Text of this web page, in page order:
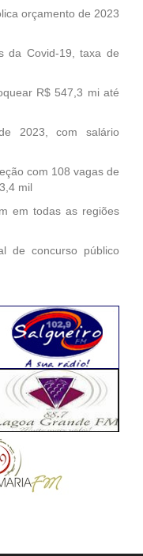
orçamento de 2023
da Covid-19, taxa de
R$ 547,3 mi até
2023, com salário
com 108 vagas de
mil
em todas as regiões
de concurso público